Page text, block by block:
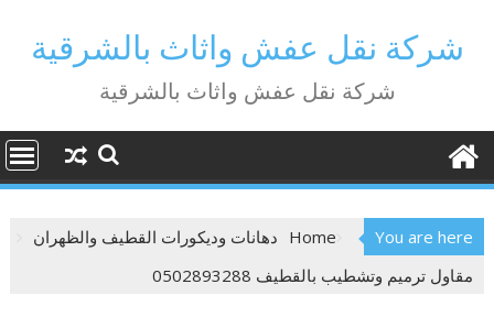
contentشركة نقل عفش واثاث بالشرقية
شركة نقل عفش واثاث بالشرقية
You are here
Home دهانات وديكورات القطيف والظهران
مقاول ترميم وتشطيب بالقطيف 0502893288